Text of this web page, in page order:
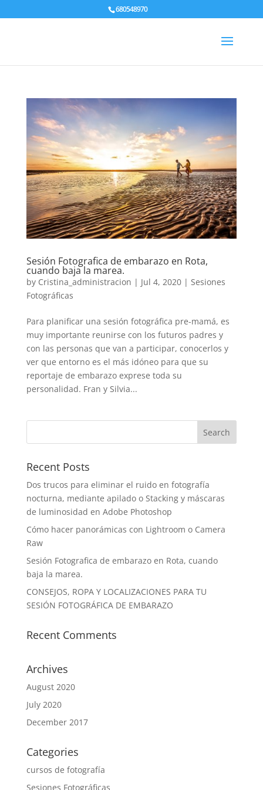
680548970
Sesión Fotografica de embarazo en Rota,
cuando baja la marea.
by Cristina_administracion | Jul 4, 2020| Sesiones
Fotográficas
Para planificar una sesión fotográfica pre-mamá, es
muy importante reunirse con los futuros padres y
con las personas que van a participar, conocerlos y
ver que entorno es el más idóneo para que su
reportaje de embarazo exprese toda su
personalidad. Fran y Silvia...
Recent Posts
Dos trucos para eliminar el ruido en fotografía
nocturna, mediante apilado o Stacking y máscaras
de luminosidad en Adobe Photoshop
Cómo hacer panorámicas con Lightroom o Camera
Raw
Sesión Fotografica de embarazo en Rota, cuando
baja la marea.
CONSEJOS, ROPA Y LOCALIZACIONES PARA TU
SESIÓN FOTOGRÁFICA DE EMBARAZO
Recent Comments
Archives
August 2020
July 2020
December 2017
Categories
cursos de fotografía
Sesiones Fotográficas